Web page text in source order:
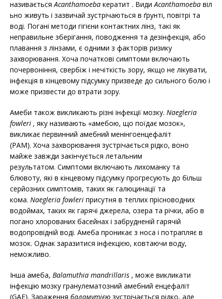
називаєтьсяAcanthamoeba кератит . ВидиAcanthamoeba віл
ьно живуть і зазвичай зустрічаються в ґрунті, повітрі та
воді. Погані методи гігієни контактних лінз, такі як
неправильне зберігання, поводження та дезінфекція, або
плавання з лінзами, є одними з факторів ризику
захворювання. Хоча початкові симптоми включають
почервоніння, свербіж і нечіткість зору, якщо не лікувати,
інфекція в кінцевому підсумку призведе до сильного болю і
може призвести до втрати зору.
Амеби також викликають різні інфекції мозку. Naegleria
fowleri , яку називають «амебою, що поїдає мозок»,
викликає первинний амебний менінгоенцефаліт
(PAM). Хоча захворювання зустрічається рідко, воно
майже завжди закінчується летальним
результатом. Симптоми включають лихоманку та
блювоту, які в кінцевому підсумку прогресують до більш
серйозних симптомів, таких як галюцинації та
кома. Naegleria fowleri присутня в теплих прісноводних
водоймах, таких як гарячі джерела, озера та річки, або в
погано хлорованих басейнах і забрудненій гарячій
водопровідній воді. Амеба проникає з носа і потрапляє в
мозок. Однак заразитися інфекцією, ковтаючи воду,
неможливо.
Інша амеба, Balamuthia mandrillaris , може викликати
інфекцію мозку гранулематозний амебний енцефаліт
(GAE). Зараження баламутією зустрічається рідко, але